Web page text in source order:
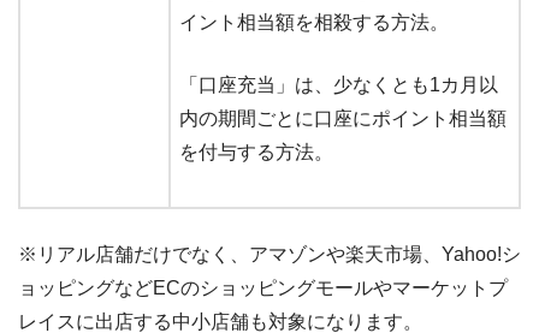
イント相当額を相殺する方法。
「口座充当」は、少なくとも1カ月以
内の期間ごとに口座にポイント相当額
を付与する方法。
※リアル店舗だけでなく、アマゾンや楽天市場、Yahoo!シ
ョッピングなどECのショッピングモールやマーケットプ
レイスに出店する中小店舗も対象になります。